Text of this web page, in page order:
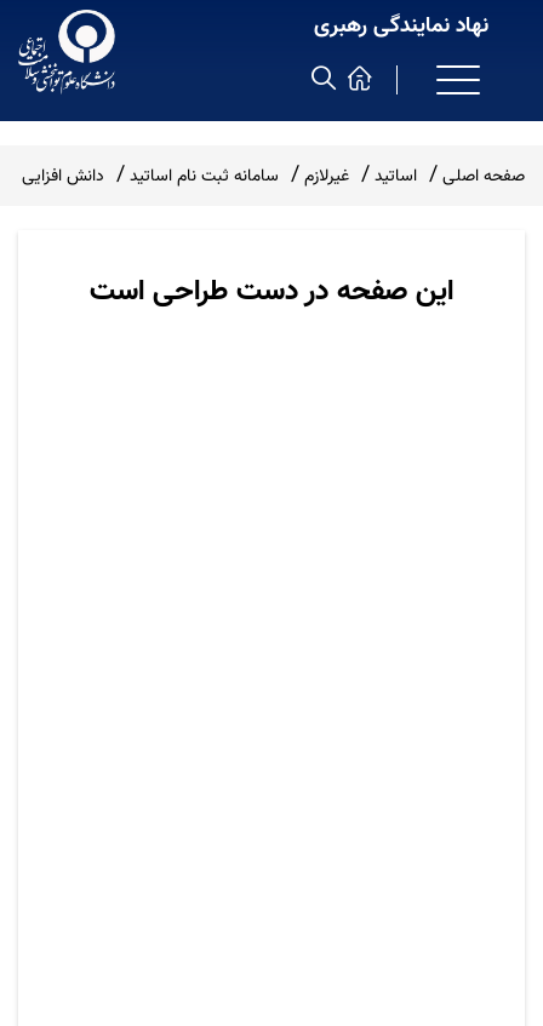
نهاد نمایندگی رهبری
صفحه اصلی اساتید غیرلازم سامانه ثبت نام اساتید دانش افزایی
این صفحه در دست طراحی است